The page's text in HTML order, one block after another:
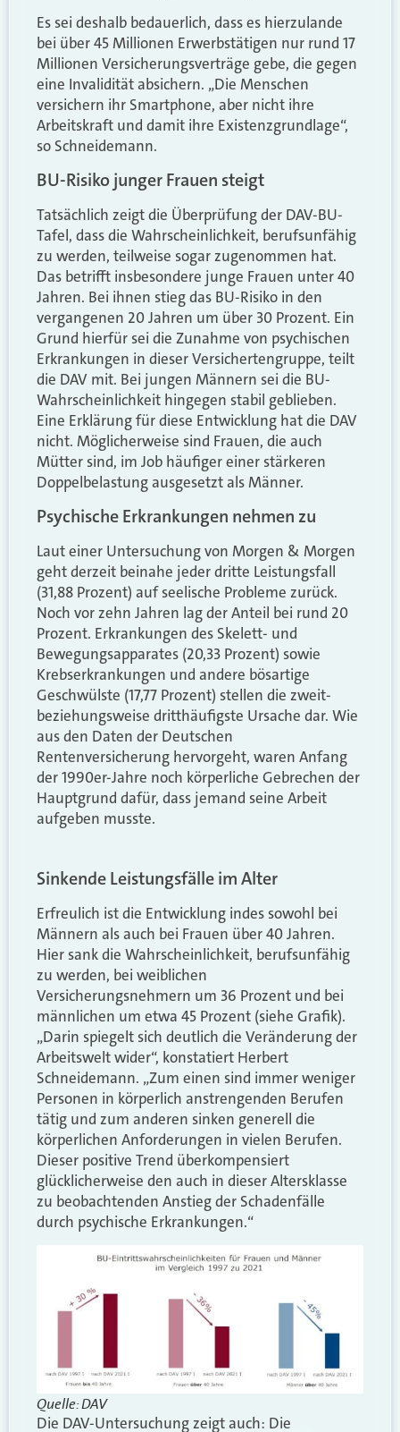
Es sei deshalb bedauerlich, dass es hierzulande
bei über 45 Millionen Erwerbstätigen nur rund 17
Millionen Versicherungsverträge gebe, die gegen
eine Invalidität absichern. „Die Menschen
versichern ihr Smartphone, aber nicht ihre
Arbeitskraft und damit ihre Existenzgrundlage“,
so Schneidemann.
BU-Risiko junger Frauen steigt
Tatsächlich zeigt die Überprüfung der DAV-BU-
Tafel, dass die Wahrscheinlichkeit, berufsunfähig
zu werden, teilweise sogar zugenommen hat.
Das betrifft insbesondere junge Frauen unter 40
Jahren. Bei ihnen stieg das BU-Risiko in den
vergangenen 20 Jahren um über 30 Prozent. Ein
Grund hierfür sei die Zunahme von psychischen
Erkrankungen in dieser Versichertengruppe, teilt
die DAV mit. Bei jungen Männern sei die BU-
Wahrscheinlichkeit hingegen stabil geblieben.
Eine Erklärung für diese Entwicklung hat die DAV
nicht. Möglicherweise sind Frauen, die auch
Mütter sind, im Job häufiger einer stärkeren
Doppelbelastung ausgesetzt als Männer.
Psychische Erkrankungen nehmen zu
Laut einer Untersuchung von Morgen & Morgen
geht derzeit beinahe jeder dritte Leistungsfall
(31,88 Prozent) auf seelische Probleme zurück.
Noch vor zehn Jahren lag der Anteil bei rund 20
Prozent. Erkrankungen des Skelett- und
Bewegungsapparates (20,33 Prozent) sowie
Krebserkrankungen und andere bösartige
Geschwülste (17,77 Prozent) stellen die zweit-
beziehungsweise dritthäufigste Ursache dar. Wie
aus den Daten der Deutschen
Rentenversicherung hervorgeht, waren Anfang
der 1990er-Jahre noch körperliche Gebrechen der
Hauptgrund dafür, dass jemand seine Arbeit
aufgeben musste.
Sinkende Leistungsfälle im Alter
Erfreulich ist die Entwicklung indes sowohl bei
Männern als auch bei Frauen über 40 Jahren.
Hier sank die Wahrscheinlichkeit, berufsunfähig
zu werden, bei weiblichen
Versicherungsnehmern um 36 Prozent und bei
männlichen um etwa 45 Prozent (siehe Grafik).
„Darin spiegelt sich deutlich die Veränderung der
Arbeitswelt wider“, konstatiert Herbert
Schneidemann. „Zum einen sind immer weniger
Personen in körperlich anstrengenden Berufen
tätig und zum anderen sinken generell die
körperlichen Anforderungen in vielen Berufen.
Dieser positive Trend überkompensiert
glücklicherweise den auch in dieser Altersklasse
zu beobachtenden Anstieg der Schadenfälle
durch psychische Erkrankungen.“
Quelle: DAV
Die DAV-Untersuchung zeigt auch: Die